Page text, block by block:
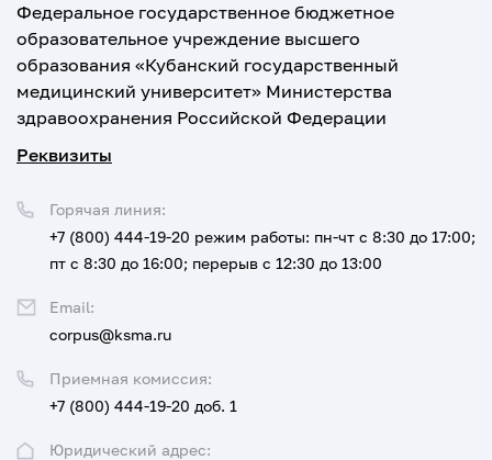
Федеральное государственное бюджетное
образовательное учреждение высшего
образования «Кубанский государственный
медицинский университет» Министерства
здравоохранения Российской Федерации
Реквизиты
Юридический адрес:
Приемная комиссия:
+7 (800) 444-19-20 доб. 1
Горячая линия:
+7 (800) 444-19-20 режим работы: пн-чт с 8:30 до 17:00;
пт с 8:30 до 16:00; перерыв с 12:30 до 13:00
Email:
corpus@ksma.ru